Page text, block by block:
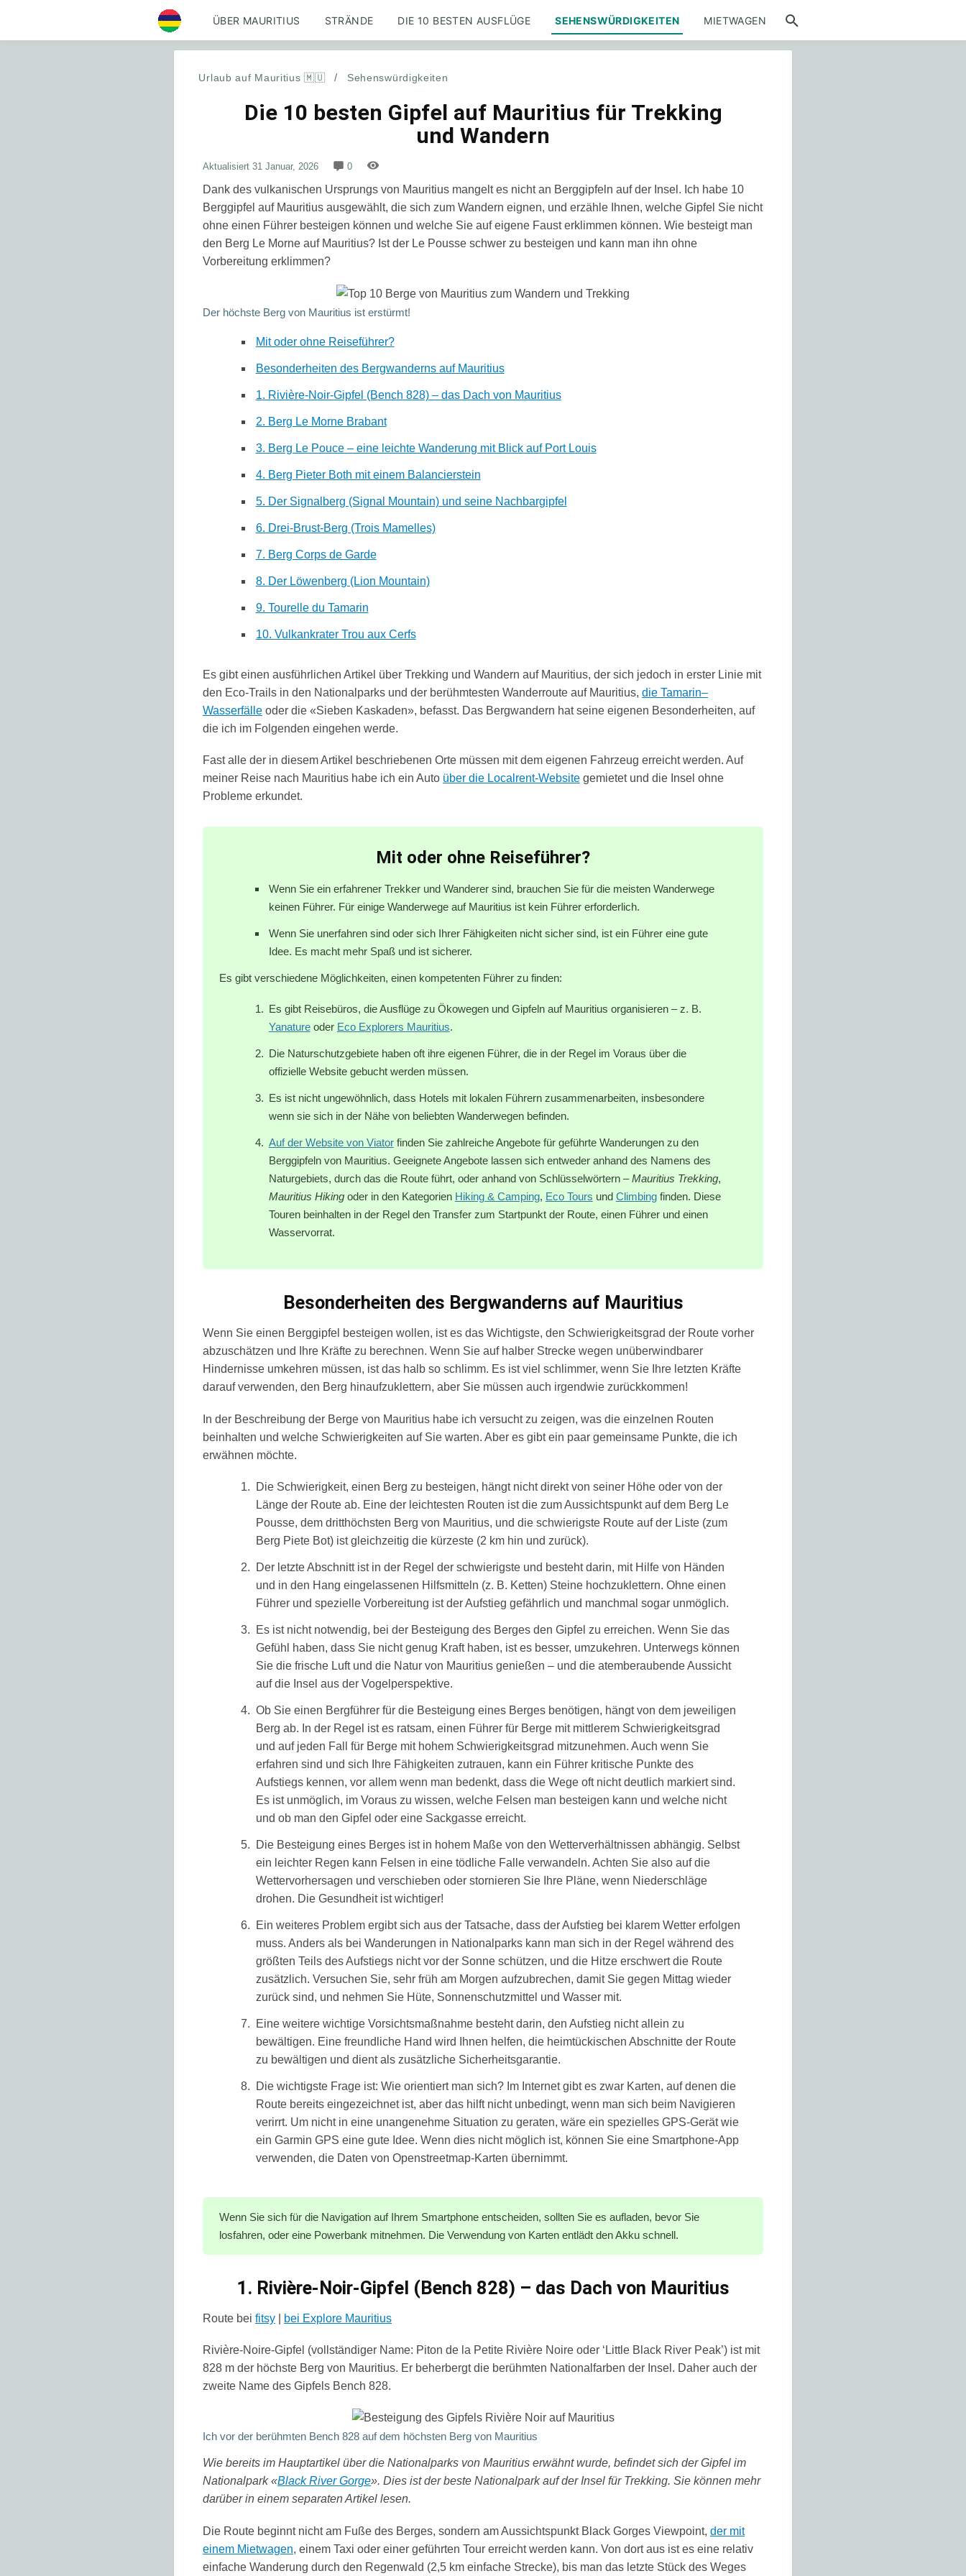
ÜBER MAURITIUS STRÄNDE DIE 10 BESTEN AUSFLÜGE SEHENSWÜRDIGKEITEN MIETWAGEN
Urlaub auf Mauritius 🇲🇺 / Sehenswürdigkeiten
Die 10 besten Gipfel auf Mauritius für Trekking
und Wandern
Aktualisiert 31 Januar, 2026 0
Dank des vulkanischen Ursprungs von Mauritius mangelt es nicht an Berggipfeln auf der Insel. Ich habe 10
Berggipfel auf Mauritius ausgewählt, die sich zum Wandern eignen, und erzähle Ihnen, welche Gipfel Sie nicht
ohne einen Führer besteigen können und welche Sie auf eigene Faust erklimmen können. Wie besteigt man
den Berg Le Morne auf Mauritius? Ist der Le Pousse schwer zu besteigen und kann man ihn ohne
Vorbereitung erklimmen?
Der höchste Berg von Mauritius ist erstürmt!
Mit oder ohne Reiseführer?
Besonderheiten des Bergwanderns auf Mauritius
1. Rivière-Noir-Gipfel (Bench 828) – das Dach von Mauritius
2. Berg Le Morne Brabant
3. Berg Le Pouce – eine leichte Wanderung mit Blick auf Port Louis
4. Berg Pieter Both mit einem Balancierstein
5. Der Signalberg (Signal Mountain) und seine Nachbargipfel
6. Drei-Brust-Berg (Trois Mamelles)
7. Berg Corps de Garde
8. Der Löwenberg (Lion Mountain)
9. Tourelle du Tamarin
10. Vulkankrater Trou aux Cerfs
Es gibt einen ausführlichen Artikel über Trekking und Wandern auf Mauritius, der sich jedoch in erster Linie mit
den Eco-Trails in den Nationalparks und der berühmtesten Wanderroute auf Mauritius, die Tamarin–
Wasserfälle oder die «Sieben Kaskaden», befasst. Das Bergwandern hat seine eigenen Besonderheiten, auf
die ich im Folgenden eingehen werde.
Fast alle der in diesem Artikel beschriebenen Orte müssen mit dem eigenen Fahrzeug erreicht werden. Auf
meiner Reise nach Mauritius habe ich ein Auto über die Localrent-Website gemietet und die Insel ohne
Probleme erkundet.
Mit oder ohne Reiseführer?
Wenn Sie ein erfahrener Trekker und Wanderer sind, brauchen Sie für die meisten Wanderwege
keinen Führer. Für einige Wanderwege auf Mauritius ist kein Führer erforderlich.
Wenn Sie unerfahren sind oder sich Ihrer Fähigkeiten nicht sicher sind, ist ein Führer eine gute
Idee. Es macht mehr Spaß und ist sicherer.
Es gibt verschiedene Möglichkeiten, einen kompetenten Führer zu finden:
Es gibt Reisebüros, die Ausflüge zu Ökowegen und Gipfeln auf Mauritius organisieren – z. B.
Yanature oder Eco Explorers Mauritius.
Die Naturschutzgebiete haben oft ihre eigenen Führer, die in der Regel im Voraus über die
offizielle Website gebucht werden müssen.
Es ist nicht ungewöhnlich, dass Hotels mit lokalen Führern zusammenarbeiten, insbesondere
wenn sie sich in der Nähe von beliebten Wanderwegen befinden.
Auf der Website von Viator finden Sie zahlreiche Angebote für geführte Wanderungen zu den
Berggipfeln von Mauritius. Geeignete Angebote lassen sich entweder anhand des Namens des
Naturgebiets, durch das die Route führt, oder anhand von Schlüsselwörtern –Mauritius Trekking,
Mauritius Hikingoder in den Kategorien Hiking & Camping, Eco Tours und Climbing finden. Diese
Touren beinhalten in der Regel den Transfer zum Startpunkt der Route, einen Führer und einen
Wasservorrat.
Besonderheiten des Bergwanderns auf Mauritius
Wenn Sie einen Berggipfel besteigen wollen, ist es das Wichtigste, den Schwierigkeitsgrad der Route vorher
abzuschätzen und Ihre Kräfte zu berechnen. Wenn Sie auf halber Strecke wegen unüberwindbarer
Hindernisse umkehren müssen, ist das halb so schlimm. Es ist viel schlimmer, wenn Sie Ihre letzten Kräfte
darauf verwenden, den Berg hinaufzuklettern, aber Sie müssen auch irgendwie zurückkommen!
In der Beschreibung der Berge von Mauritius habe ich versucht zu zeigen, was die einzelnen Routen
beinhalten und welche Schwierigkeiten auf Sie warten. Aber es gibt ein paar gemeinsame Punkte, die ich
erwähnen möchte.
Die Schwierigkeit, einen Berg zu besteigen, hängt nicht direkt von seiner Höhe oder von der
Länge der Route ab. Eine der leichtesten Routen ist die zum Aussichtspunkt auf dem Berg Le
Pousse, dem dritthöchsten Berg von Mauritius, und die schwierigste Route auf der Liste (zum
Berg Piete Bot) ist gleichzeitig die kürzeste (2 km hin und zurück).
Der letzte Abschnitt ist in der Regel der schwierigste und besteht darin, mit Hilfe von Händen
und in den Hang eingelassenen Hilfsmitteln (z. B. Ketten) Steine hochzuklettern. Ohne einen
Führer und spezielle Vorbereitung ist der Aufstieg gefährlich und manchmal sogar unmöglich.
Es ist nicht notwendig, bei der Besteigung des Berges den Gipfel zu erreichen. Wenn Sie das
Gefühl haben, dass Sie nicht genug Kraft haben, ist es besser, umzukehren. Unterwegs können
Sie die frische Luft und die Natur von Mauritius genießen – und die atemberaubende Aussicht
auf die Insel aus der Vogelperspektive.
Ob Sie einen Bergführer für die Besteigung eines Berges benötigen, hängt von dem jeweiligen
Berg ab. In der Regel ist es ratsam, einen Führer für Berge mit mittlerem Schwierigkeitsgrad
und auf jeden Fall für Berge mit hohem Schwierigkeitsgrad mitzunehmen. Auch wenn Sie
erfahren sind und sich Ihre Fähigkeiten zutrauen, kann ein Führer kritische Punkte des
Aufstiegs kennen, vor allem wenn man bedenkt, dass die Wege oft nicht deutlich markiert sind.
Es ist unmöglich, im Voraus zu wissen, welche Felsen man besteigen kann und welche nicht
und ob man den Gipfel oder eine Sackgasse erreicht.
Die Besteigung eines Berges ist in hohem Maße von den Wetterverhältnissen abhängig. Selbst
ein leichter Regen kann Felsen in eine tödliche Falle verwandeln. Achten Sie also auf die
Wettervorhersagen und verschieben oder stornieren Sie Ihre Pläne, wenn Niederschläge
drohen. Die Gesundheit ist wichtiger!
Ein weiteres Problem ergibt sich aus der Tatsache, dass der Aufstieg bei klarem Wetter erfolgen
muss. Anders als bei Wanderungen in Nationalparks kann man sich in der Regel während des
größten Teils des Aufstiegs nicht vor der Sonne schützen, und die Hitze erschwert die Route
zusätzlich. Versuchen Sie, sehr früh am Morgen aufzubrechen, damit Sie gegen Mittag wieder
zurück sind, und nehmen Sie Hüte, Sonnenschutzmittel und Wasser mit.
Eine weitere wichtige Vorsichtsmaßnahme besteht darin, den Aufstieg nicht allein zu
bewältigen. Eine freundliche Hand wird Ihnen helfen, die heimtückischen Abschnitte der Route
zu bewältigen und dient als zusätzliche Sicherheitsgarantie.
Die wichtigste Frage ist: Wie orientiert man sich? Im Internet gibt es zwar Karten, auf denen die
Route bereits eingezeichnet ist, aber das hilft nicht unbedingt, wenn man sich beim Navigieren
verirrt. Um nicht in eine unangenehme Situation zu geraten, wäre ein spezielles GPS-Gerät wie
ein Garmin GPS eine gute Idee. Wenn dies nicht möglich ist, können Sie eine Smartphone-App
verwenden, die Daten von Openstreetmap-Karten übernimmt.
Wenn Sie sich für die Navigation auf Ihrem Smartphone entscheiden, sollten Sie es aufladen, bevor Sie
losfahren, oder eine Powerbank mitnehmen. Die Verwendung von Karten entlädt den Akku schnell.
1. Rivière-Noir-Gipfel (Bench 828) – das Dach von Mauritius
Route bei fitsy bei Explore Mauritius
Rivière-Noire-Gipfel (vollständiger Name: Piton de la Petite Rivière Noire oder ‘Little Black River Peak’) ist mit
828 m der höchste Berg von Mauritius. Er beherbergt die berühmten Nationalfarben der Insel. Daher auch der
zweite Name des Gipfels Bench 828.
Ich vor der berühmten Bench 828 auf dem höchsten Berg von Mauritius
Wie bereits im Hauptartikel über die Nationalparks von Mauritius erwähnt wurde, befindet sich der Gipfel im
Nationalpark «Black River Gorge». Dies ist der beste Nationalpark auf der Insel für Trekking. Sie können mehr
darüber in einem separaten Artikel lesen.
Die Route beginnt nicht am Fuße des Berges, sondern am Aussichtspunkt Black Gorges Viewpoint, der mit
einem Mietwagen, einem Taxi oder einer geführten Tour erreicht werden kann. Von dort aus ist es eine relativ
einfache Wanderung durch den Regenwald (2,5 km einfache Strecke), bis man das letzte Stück des Weges